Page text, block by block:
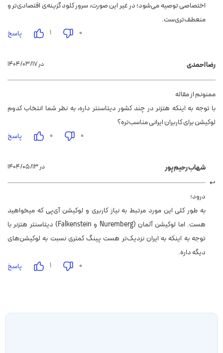
اختصاصی توصیه می‌شود؛ در غیر این صورت، سرور کلود گزینه‌ی اقتصادی‌تر و
منعطف‌تری‌ست.
۱
۰ پاسخ
رضا احمدی ۱۴۰۴/۰۳/۱۷ در
ممنونم از مقاله
با توجه به اینکه هتزنر در چند کشور دیتاسنتر داره، به نظر شما انتخاب کدوم
لوکیشن برای کاربران ایرانی مناسب‌تره؟
۰
۰ پاسخ
شهاب رحیم پور ۱۴۰۴/۰۵/۱۳ در
درود؛
به طور کلی این مورد مرتبط به نیاز کاربری و لوکیشن آی‌پی که میخواهید
هست. اما لوکیشن آلمان (Nuremberg و Falkenstein) دیتاسنتر هتزنر با
توجه به اینکه به ایران‌ نزدیک‌تر هست پینگ کمتری نسبت به لوکیشن‌های
دیگه داره.
۱
۰ پاسخ